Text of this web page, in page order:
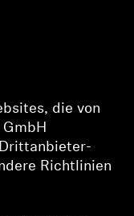
die von
Richtlinien